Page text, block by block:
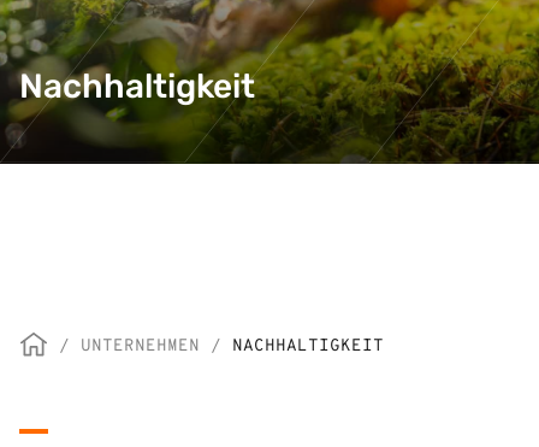
Nachhaltigkeit
/ UNTERNEHMEN / NACHHALTIGKEIT